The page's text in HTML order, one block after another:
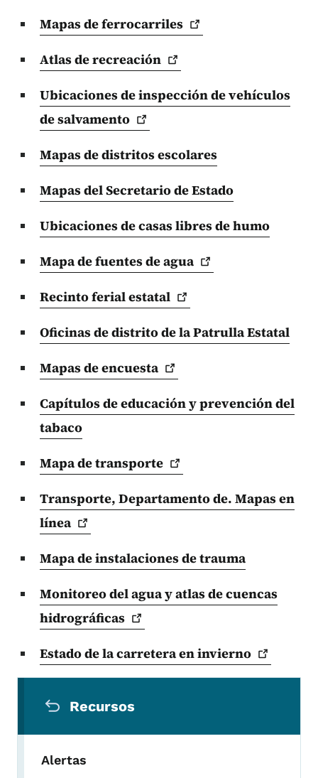
Mapas deferrocarriles
Atlas derecreación
Ubicaciones de inspección de vehículos
desalvamento
Mapas de distritos escolares
Mapas del Secretario de Estado
Ubicaciones de casas libres de humo
Mapa de fuentes deagua
Recinto ferialestatal
Oficinas de distrito de la Patrulla Estatal
Mapas deencuesta
Capítulos de educación y prevención del
tabaco
Mapa detransporte
Transporte, Departamento de. Mapas en
línea
Mapa de instalaciones de trauma
Monitoreo del agua y atlas de cuencas
hidrográficas
Estado de la carretera eninvierno
Recursos
Alertas